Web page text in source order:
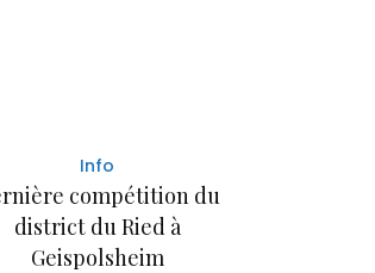
Info
compétition du
district du Ried à
Geispolsheim